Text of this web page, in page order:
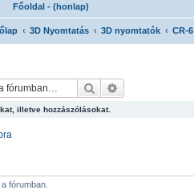
Főoldal - (honlap)
3D Nyomtatás 3D nyomtatók CR-6
Keresés
illetve hozzászólásokat.
fórumban.